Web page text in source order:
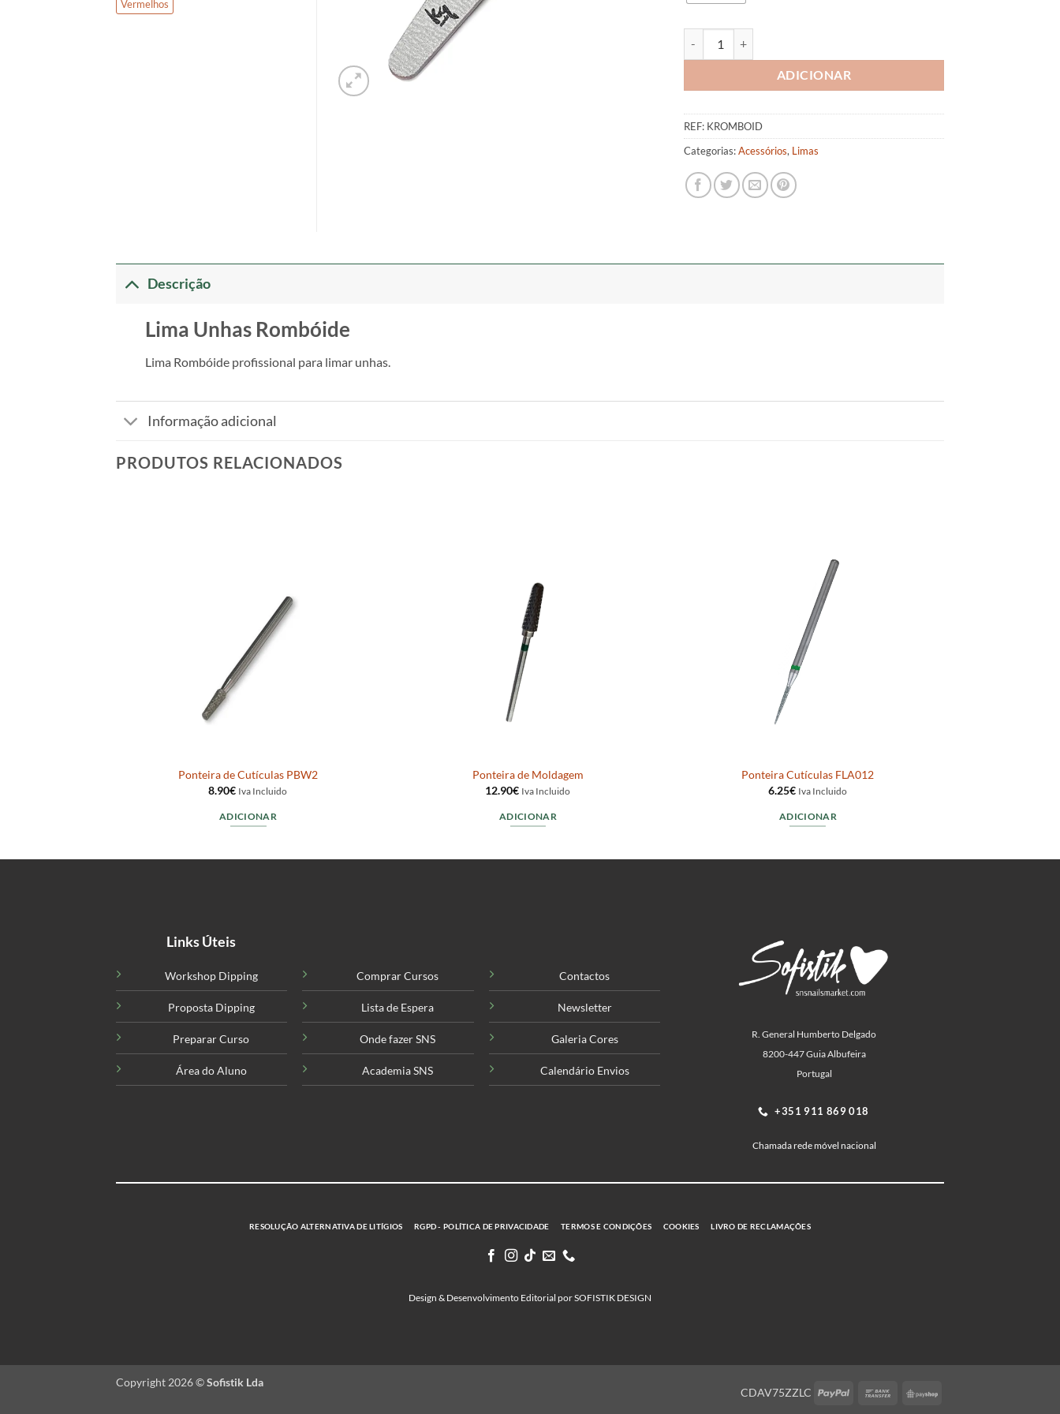
ADICIONAR
REF: KROMBOID
Categorias:Acessórios, Limas
Vermelhos
Descrição
Lima Unhas Rombóide
Lima Rombóide profissional para limar unhas.
Informação adicional
PRODUTOS RELACIONADOS
Ponteira de Cutículas PBW2
8.90€ Iva Incluido
ADICIONAR
Ponteira de Moldagem
12.90€ Iva Incluido
ADICIONAR
Ponteira Cutículas FLA012
6.25€ Iva Incluido
ADICIONAR
Links Úteis
Workshop Dipping
Proposta Dipping
Preparar Curso
Área do Aluno
Comprar Cursos
Lista de Espera
Onde fazer SNS
Academia SNS
Contactos
Newsletter
Galeria Cores
Calendário Envios
R. General Humberto Delgado
8200-447 Guia Albufeira
Portugal
+351 911 869 018
Chamada rede móvel nacional
RESOLUÇÃO ALTERNATIVA DE LITÍGIOS RGPD - POLÍTICA DE PRIVACIDADE TERMOS E CONDIÇÕES COOKIES LIVRO DE RECLAMAÇÕES
Design & Desenvolvimento Editorial por SOFISTIK DESIGN
CDAV75ZZLC PayPal
Bank
PayShop
Copyright 2026 ©Sofistik Lda